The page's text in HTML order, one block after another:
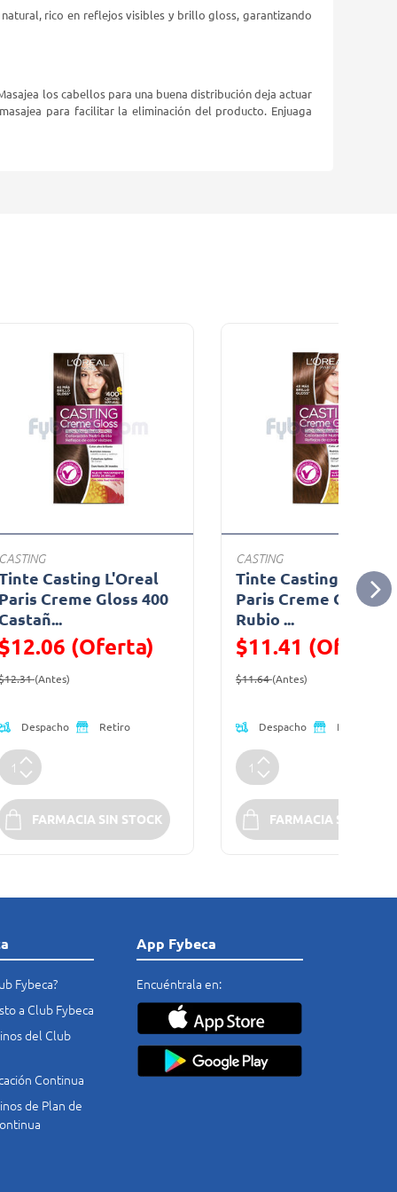
rico en reflejos visibles y brillo gloss, garantizando
los cabellos para una buena distribución deja actuar
para facilitar la eliminación del producto. Enjuaga
Casting L'Oreal
Creme Gloss 400
(Oferta)
reducido de
(Antes)
Despacho Retiro
FARMACIA SIN STOCK
CASTING
Tinte Casting L'Oreal
Paris Creme Gloss
Rubio ...
$11.41 (Oferta)
Precio reducido de
$11.64(Antes)
Despacho Retiro
FARMACIA SIN
Fybeca?
a Club Fybeca
del Club
Continua
de Plan de
App Fybeca
Encuéntrala en: